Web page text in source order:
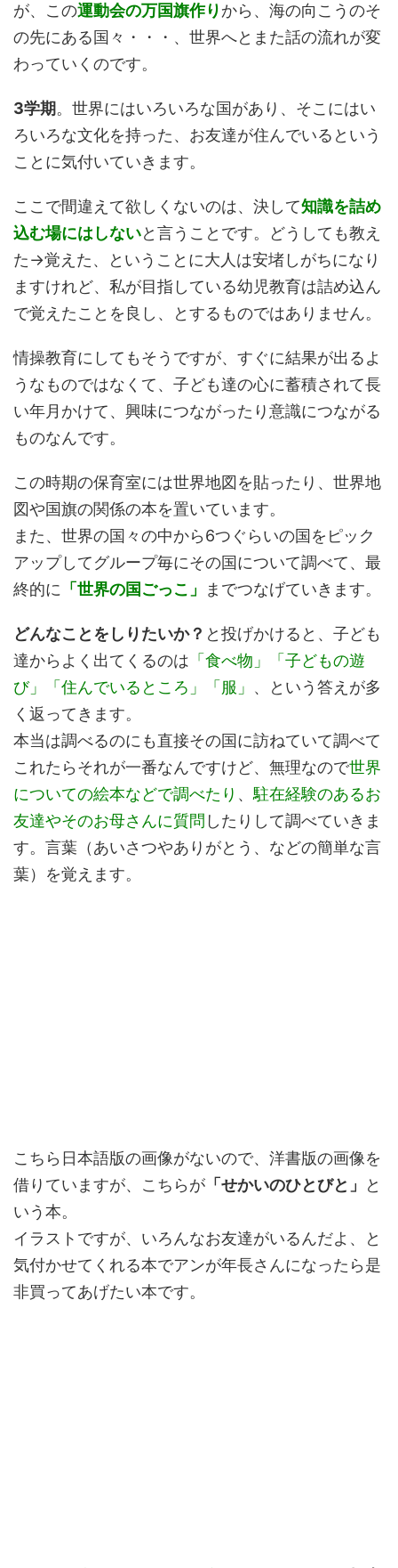
が、この運動会の万国旗作りから、海の向こうのそ
の先にある国々・・・、世界へとまた話の流れが変
わっていくのです。
3学期。世界にはいろいろな国があり、そこにはい
ろいろな文化を持った、お友達が住んでいるという
ことに気付いていきます。
ここで間違えて欲しくないのは、決して知識を詰め
込む場にはしないと言うことです。どうしても教え
た→覚えた、ということに大人は安堵しがちになり
ますけれど、私が目指している幼児教育は詰め込ん
で覚えたことを良し、とするものではありません。
情操教育にしてもそうですが、すぐに結果が出るよ
うなものではなくて、子ども達の心に蓄積されて長
い年月かけて、興味につながったり意識につながる
ものなんです。
この時期の保育室には世界地図を貼ったり、世界地
図や国旗の関係の本を置いています。
また、世界の国々の中から6つぐらいの国をピック
アップしてグループ毎にその国について調べて、最
終的に 「世界の国ごっこ」 までつなげていきます。
どんなことをしりたいか？ と投げかけると、子ども
達からよく出てくるのは 「食べ物」「子どもの遊
び」「住んでいるところ」「服」 、という答えが多
く返ってきます。
本当は調べるのにも直接その国に訪ねていて調べて
これたらそれが一番なんですけど、無理なので世界
についての絵本などで調べたり 、 駐在経験のあるお
友達やそのお母さんに質問 したりして調べていきま
す。言葉（あいさつやありがとう、などの簡単な言
葉）を覚えます。
こちら日本語版の画像がないので、洋書版の画像を
借りていますが、こちらが 「せかいのひとびと」
と
いう本。
イラストですが、いろんなお友達がいるんだよ、と
気付かせてくれる本でアンが年長さんになったら是
非買ってあげたい本です。